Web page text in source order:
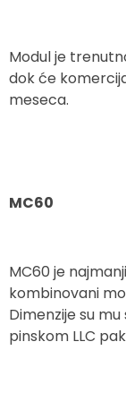
Modul je
dok će
meseca.
MC60
MC60 je
kombinovani
Dimenzije su mu
pinskom LLC